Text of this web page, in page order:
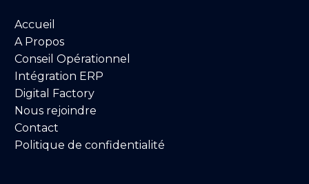
Accueil
A Propos
Conseil Opérationnel
Intégration ERP
Digital Factory
Nous rejoindre
Contact
Politique de confidentialité